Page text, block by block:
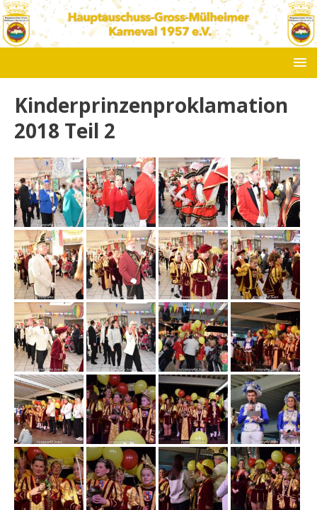
Kinderprinzenproklamation
2018 Teil 2